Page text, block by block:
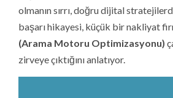
olmanın sırrı, doğru dijital
başarı hikayesi, küçük bir nakliyat
(Arama Motoru Optimizasyonu)
zirveye çıktığını anlatıyor.